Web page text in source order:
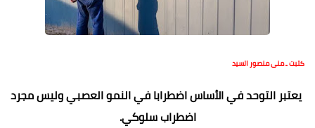
كتبت ـ منى منصور السيد
يعتبر التوحد في الأساس اضطرابا في النمو العصبي وليس مجرد
اضطراب سلوكي.